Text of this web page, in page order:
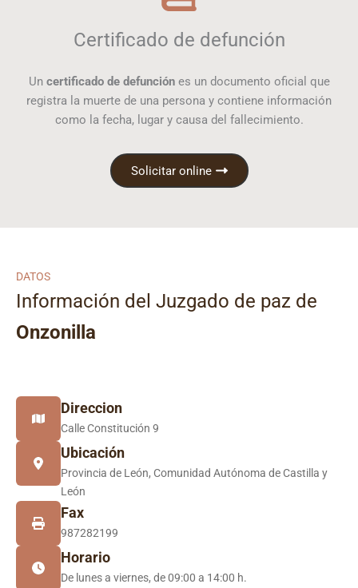
Certificado de defunción
Un certificado de defunciónes un documento oficial que
registra la muerte de una persona y contiene información
como la fecha, lugar y causa del fallecimiento.
Solicitar online
DATOS
Información del Juzgado de paz de
Onzonilla
Direccion
Calle Constitución 9
Ubicación
Provincia de León, Comunidad Autónoma de Castilla y
León
Fax
987282199
Horario
De lunes a viernes, de 09:00 a 14:00 h.